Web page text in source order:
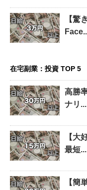
【驚
在宅副業：投資 TOP 5
高勝
ナリ...
【大
最短...
【簡